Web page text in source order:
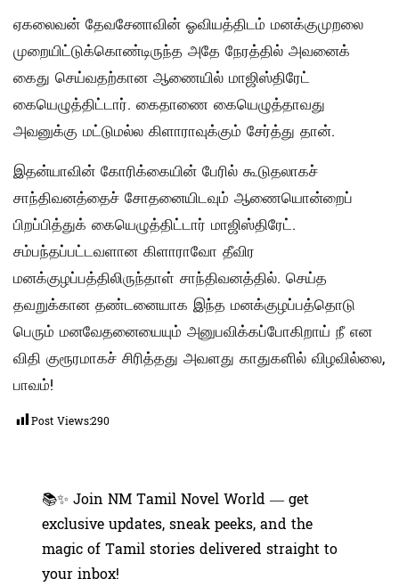
ஏகலைவன் தேவசேனாவின் ஓவியத்திடம் மனக்குமுறலை
முறையிட்டுக்கொண்டிருந்த அதே நேரத்தில் அவனைக்
கைது செய்வதற்கான ஆணையில் மாஜிஸ்திரேட்
கையெழுத்திட்டார். கைதாணை கையெழுத்தாவது
அவனுக்கு மட்டுமல்ல கிளாராவுக்கும் சேர்த்து தான்.
இதன்யாவின் கோரிக்கையின் பேரில் கூடுதலாகச்
சாந்திவனத்தைச் சோதனையிடவும் ஆணையொன்றைப்
பிறப்பித்துக் கையெழுத்திட்டார் மாஜிஸ்திரேட்.
சம்பந்தப்பட்டவளான கிளாராவோ தீவிர
மனக்குழப்பத்திலிருந்தாள் சாந்திவனத்தில். செய்த
தவறுக்கான தண்டனையாக இந்த மனக்குழப்பத்தொடு
பெரும் மனவேதனையையும் அனுபவிக்கப்போகிறாய் நீ என
விதி குரூரமாகச் சிரித்தது அவளது காதுகளில் விழவில்லை,
பாவம்!
Post Views:290
📚✨ Join NM Tamil Novel World — get
exclusive updates, sneak peeks, and the
magic of Tamil stories delivered straight to
your inbox!